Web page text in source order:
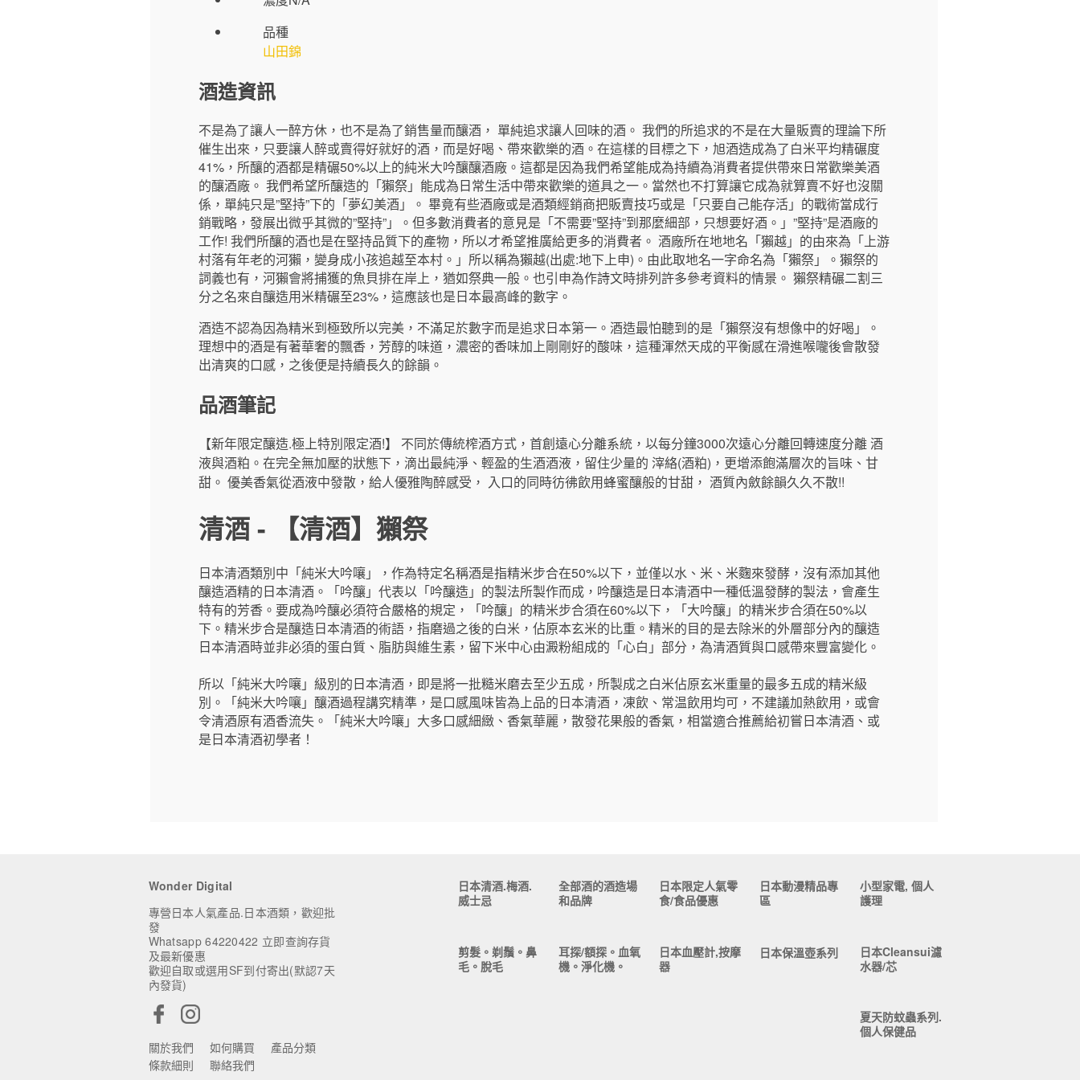
品種
山田錦
酒造資訊
不是為了讓人一醉方休，也不是為了銷售量而釀酒， 單純追求讓人回味的酒。 我們的所追求的不是在大量販賣的理論下所
催生出來，只要讓人醉或賣得好就好的酒，而是好喝、帶來歡樂的酒。在這樣的目標之下，旭酒造成為了白米平均精碾度
41%，所釀的酒都是精碾50%以上的純米大吟釀釀酒廠。這都是因為我們希望能成為持續為消費者提供帶來日常歡樂美酒
的釀酒廠。 我們希望所釀造的「獺祭」能成為日常生活中帶來歡樂的道具之一。當然也不打算讓它成為就算賣不好也沒關
係，單純只是”堅持”下的「夢幻美酒」。 畢竟有些酒廠或是酒類經銷商把販賣技巧或是「只要自己能存活」的戰術當成行
銷戰略，發展出微乎其微的”堅持”」。但多數消費者的意見是「不需要”堅持”到那麼細部，只想要好酒。」”堅持”是酒廠的
工作! 我們所釀的酒也是在堅持品質下的產物，所以才希望推廣給更多的消費者。 酒廠所在地地名「獺越」的由來為「上游
村落有年老的河獺，變身成小孩追越至本村。」所以稱為獺越(出處:地下上申)。由此取地名一字命名為「獺祭」。獺祭的
詞義也有，河獺會將捕獲的魚貝排在岸上，猶如祭典一般。也引申為作詩文時排列許多參考資料的情景。 獺祭精碾二割三
分之名來自釀造用米精碾至23%，這應該也是日本最高峰的數字。
酒造不認為因為精米到極致所以完美，不滿足於數字而是追求日本第一。酒造最怕聽到的是「獺祭沒有想像中的好喝」。
理想中的酒是有著華奢的飄香，芳醇的味道，濃密的香味加上剛剛好的酸味，這種渾然天成的平衡感在滑進喉嚨後會散發
出清爽的口感，之後便是持續長久的餘韻。
品酒筆記
【新年限定釀造.極上特別限定酒!】 不同於傳統榨酒方式，首創遠心分離系統，以每分鐘3000次遠心分離回轉速度分離 酒
液與酒粕。在完全無加壓的狀態下，滴出最純淨、輕盈的生酒酒液，留住少量的 滓絡(酒粕)，更增添飽滿層次的旨味、甘
甜。 優美香氣從酒液中發散，給人優雅陶醉感受， 入口的同時彷彿飲用蜂蜜釀般的甘甜， 酒質內斂餘韻久久不散!!
清酒 - 【清酒】獺祭
日本清酒類別中「純米大吟嚷」，作為特定名稱酒是指精米步合在50%以下，並僅以水、米、米麴來發酵，沒有添加其他
釀造酒精的日本清酒。「吟釀」代表以「吟釀造」的製法所製作而成，吟釀造是日本清酒中一種低溫發酵的製法，會產生
特有的芳香。要成為吟釀必須符合嚴格的規定，「吟釀」的精米步合須在60%以下，「大吟釀」的精米步合須在50%以
下。精米步合是釀造日本清酒的術語，指磨過之後的白米，佔原本玄米的比重。精米的目的是去除米的外層部分內的釀造
日本清酒時並非必須的蛋白質、脂肪與維生素，留下米中心由澱粉組成的「心白」部分，為清酒質與口感帶來豐富變化。
所以「純米大吟嚷」級別的日本清酒，即是將一批糙米磨去至少五成，所製成之白米佔原玄米重量的最多五成的精米級
別。「純米大吟嚷」釀酒過程講究精準，是口感風味皆為上品的日本清酒，凍飲、常温飲用均可，不建議加熱飲用，或會
令清酒原有酒香流失。「純米大吟嚷」大多口感細緻、香氣華麗，散發花果般的香氣，相當適合推薦給初嘗日本清酒、或
是日本清酒初學者！
Wonder Digital
專營日本人氣產品.日本酒類，歡迎批
發
Whatsapp 64220422 立即查詢存貨
及最新優惠
歡迎自取或選用SF到付寄出(默認7天
內發貨)
關於我們 如何購買
產品分類
條款細則
聯絡我們
日本清酒.梅酒.
威士忌
全部酒的酒造場
和品牌
日本限定人氣零
食/食品優惠
日本動漫精品專
區
小型家電, 個人
護理
剪髮。剃鬚。鼻
毛。脫毛
耳探/額探。血氧
機。淨化機。
日本血壓計,按摩
器
日本保溫壺系列
日本Cleansui濾
水器/芯
夏天防蚊蟲系列.
個人保健品